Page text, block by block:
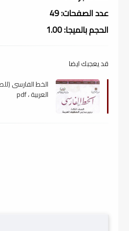
عدد الصفحات: 49
الحجم بالميجا: 1.00
قد يعجبك ايضا
الخط الفارسى
العربية ، pdf